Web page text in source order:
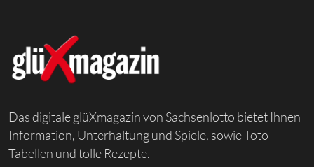
Das digitale glüXmagazin von Sachsenlotto bietet Ihnen
Information, Unterhaltung und Spiele, sowie Toto-
Tabellen und tolle Rezepte.